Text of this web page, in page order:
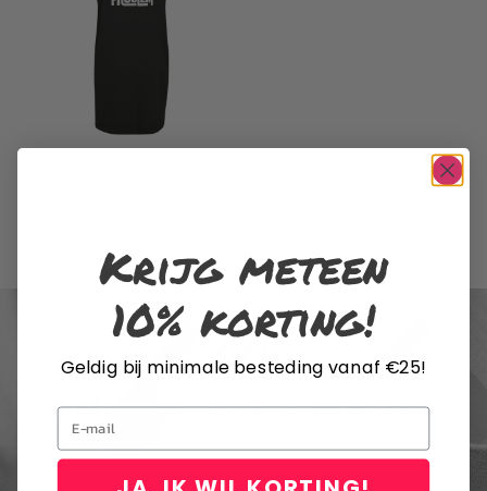
SCHRIJF JE IN VOOR DE NIEUWSBRIEF
Krijg meteen
10% korting!
Geldig bij minimale besteding vanaf €25!
Email